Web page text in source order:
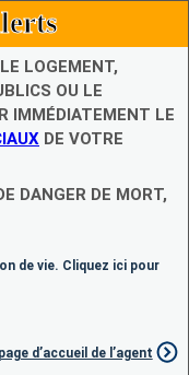
LOGEMENT,
OU LE
IMMÉDIATEMENT LE
DE VOTRE
DANGER DE MORT,
de vie. Cliquez ici pour
d’accueil de l’agent